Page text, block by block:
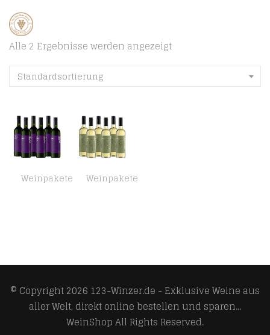
Alle 2 Ergebnisse werden angezeigt
Standardsortierung
Weinpakete Weinpakete
© Copyright 2026 123-Winzer.de - Exklusive Weine aus
aller Welt, direkt online bestellen und sparen...
WeinShopAll Rights Reserved.